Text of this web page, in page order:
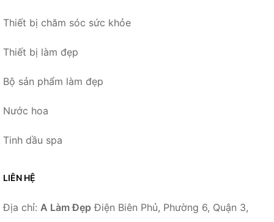
Thiết bị chăm sóc sức khỏe
Thiết bị làm đẹp
Bộ sản phẩm làm đẹp
Nước hoa
Tinh dầu spa
LIÊN HỆ
Địa chỉ: A Làm Đẹp Điện Biên Phủ, Phường 6, Quận 3,